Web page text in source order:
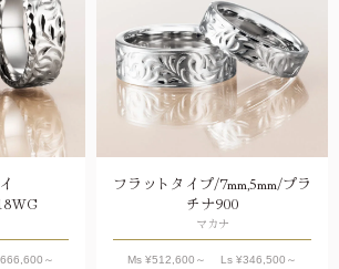
666,600 ～
フラットタイプ/7mm,5mm/プラ
チナ900
マカナ
Ms ¥512,600 ～ Ls ¥346,500 ～